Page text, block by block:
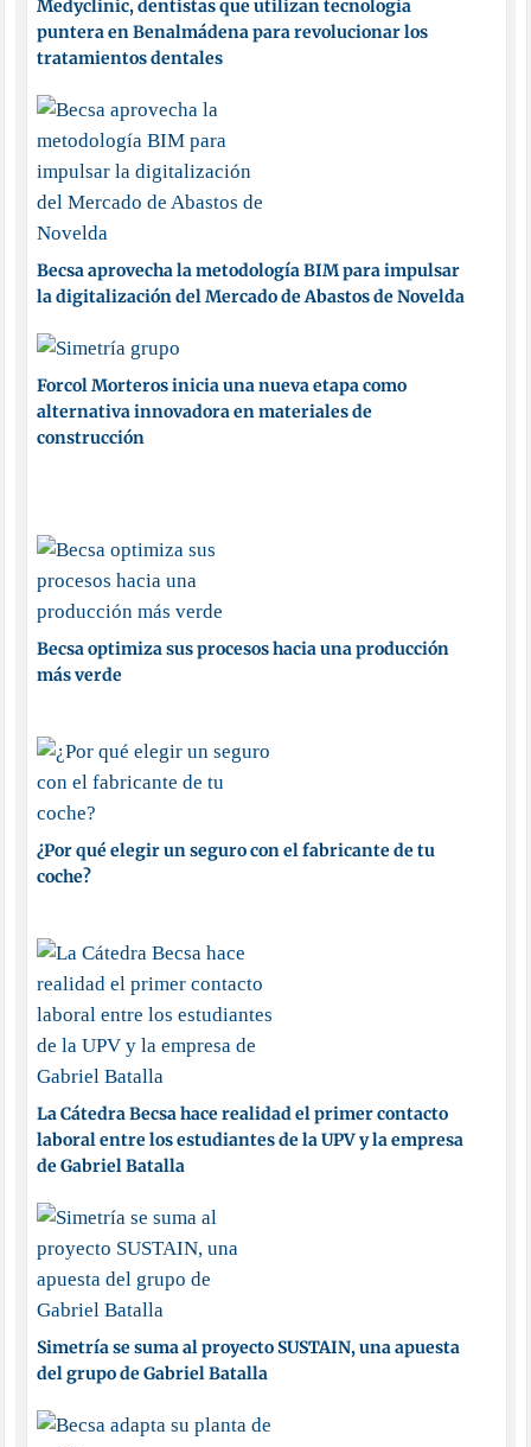
Medyclinic, dentistas que utilizan tecnología
puntera en Benalmádena para revolucionar los
tratamientos dentales
Becsa aprovecha la metodología BIM para impulsar
la digitalización del Mercado de Abastos de Novelda
Forcol Morteros inicia una nueva etapa como
alternativa innovadora en materiales de
construcción
Becsa optimiza sus procesos hacia una producción
más verde
¿Por qué elegir un seguro con el fabricante de tu
coche?
La Cátedra Becsa hace realidad el primer contacto
laboral entre los estudiantes de la UPV y la empresa
de Gabriel Batalla
Simetría se suma al proyecto SUSTAIN, una apuesta
del grupo de Gabriel Batalla